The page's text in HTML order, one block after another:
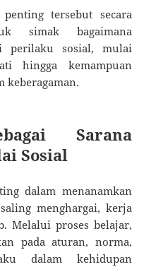
tersebut secara
simak bagaimana
perilaku sosial, mulai
hingga kemampuan
keberagaman.
Sarana
Sosial
dalam menanamkan
menghargai, kerja
Melalui proses belajar,
pada aturan, norma,
dalam kehidupan